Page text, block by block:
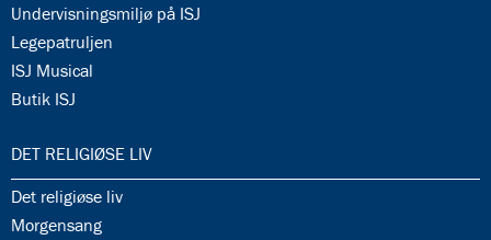
34.14:
Undervisningsmiljø på ISJ
34.15:
Legepatruljen
34.16:
ISJ Musical
34.17:
Butik ISJ
35.0:
DET RELIGIØSE LIV
35.1:
Det religiøse liv
35.2:
Morgensang